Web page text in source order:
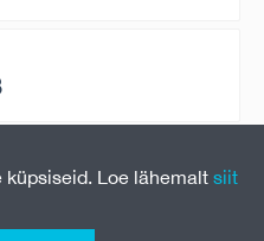
Loe lähemalt siit